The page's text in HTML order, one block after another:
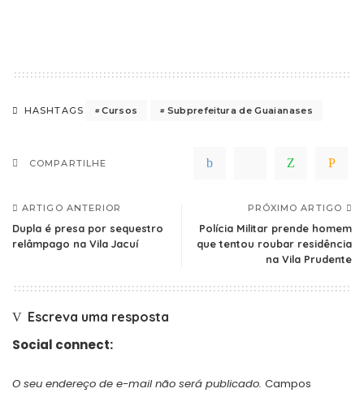
HASHTAGS Cursos Subprefeitura de Guaianases
COMPARTILHE
ARTIGO ANTERIOR
Dupla é presa por sequestro
relâmpago na Vila Jacuí
PRÓXIMO ARTIGO
Polícia Militar prende homem
que tentou roubar residência
na Vila Prudente
Escreva uma resposta
Social connect:
O seu endereço de e-mail não será publicado. Campos